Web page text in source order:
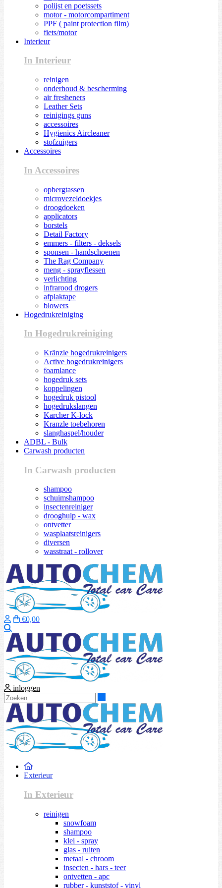
polijst en poetssets
motor - motorcompartiment
PPF ( paint protection film)
fiets/motor
Interieur
In Interieur
reinigen
onderhoud & bescherming
air fresheners
Leather Sets
reinigings guns
accessoires
Hygienics Aircleaner
stofzuigers
Accessoires
In Accessoires
opbergtassen
microvezeldoekjes
droogdoeken
applicators
borstels
Detail Factory
emmers - filters - deksels
sponsen - handschoenen
The Rag Company
meng - sprayflessen
verlichting
infrarood drogers
afplaktape
blowers
Hogedrukreiniging
In Hogedrukreiniging
Kränzle hogedrukreinigers
Active hogedrukreinigers
foamlance
hogedruk sets
koppelingen
hogedruk pistool
hogedrukslangen
Karcher K-lock
Kranzle toebehoren
slanghaspel/houder
ADBL - Bulk
Carwash producten
In Carwash producten
shampoo
schuimshampoo
insectenreiniger
drooghulp - wax
ontvetter
wasplaatsreinigers
diversen
wasstraat - rollover
€0,00
inloggen
Exterieur
In Exterieur
reinigen
snowfoam
shampoo
klei - spray
glas - ruiten
metaal - chroom
insecten - hars - teer
ontvetten - apc
rubber - kunststof - vinyl